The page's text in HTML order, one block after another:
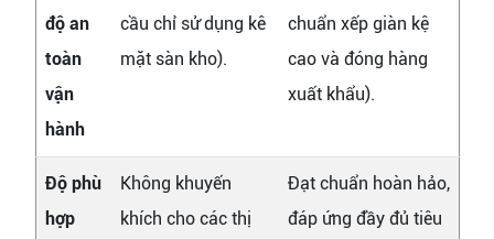
độ an
toàn
vận
hành
cầu chỉ sử dụng kê
mặt sàn kho).
chuẩn xếp giàn kệ
cao và đóng hàng
xuất khẩu).
Độ phù
hợp
Không khuyến
khích cho các thị
Đạt chuẩn hoàn hảo,
đáp ứng đầy đủ tiêu